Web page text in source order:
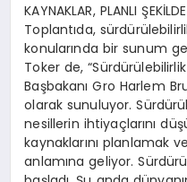
KAYNAKLAR, PLANLI
Toplantıda,
konularında bir sunum
Toker de,
Başbakanı Gro Harlem
olarak sunuluyor.
nesillerin ihtiyaçlarını
kaynaklarını planlamak
anlamına geliyor.